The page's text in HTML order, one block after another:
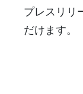
プレスリリ
だけます。